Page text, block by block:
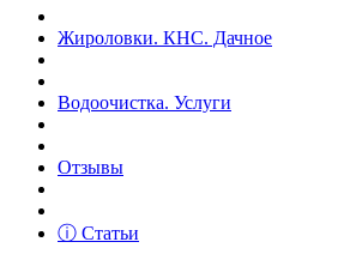
Жироловки. КНС. Дачное
Водоочистка. Услуги
Отзывы
ⓘ Статьи